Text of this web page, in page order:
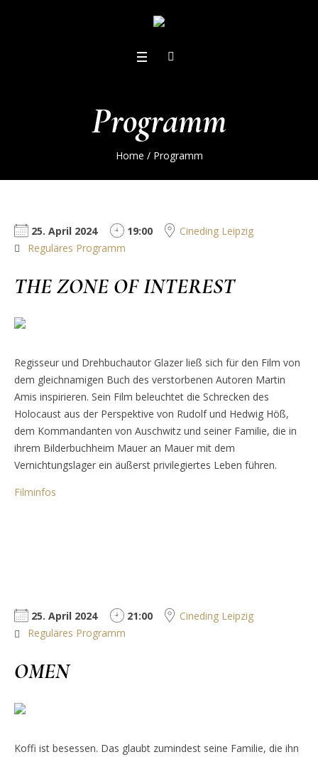
Programm
Home / Programm
25. April 2024 19:00
Cineding Leipzig
Reguläres Programm
THE ZONE OF INTEREST
Regisseur und Drehbuchautor Glazer ließ sich für den Film von
dem gleichnamigen Buch des verstorbenen Autoren Martin
Amis inspirieren. Sein Film beleuchtet die Schrecken des
Holocaust aus der Perspektive von Rudolf und Hedwig Höß,
dem Kommandanten von Auschwitz und seiner Familie, die in
ihrem Bilderbuchheim Mauer an Mauer mit dem
Vernichtungslager ein äußerst privilegiertes Leben führen.
Filminfos
25. April 2024 21:00
Cineding Leipzig
Reguläres Programm
OMEN
Koffi ist besessen. Das glaubt zumindest seine Familie, die ihn